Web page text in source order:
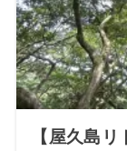
【屋久島